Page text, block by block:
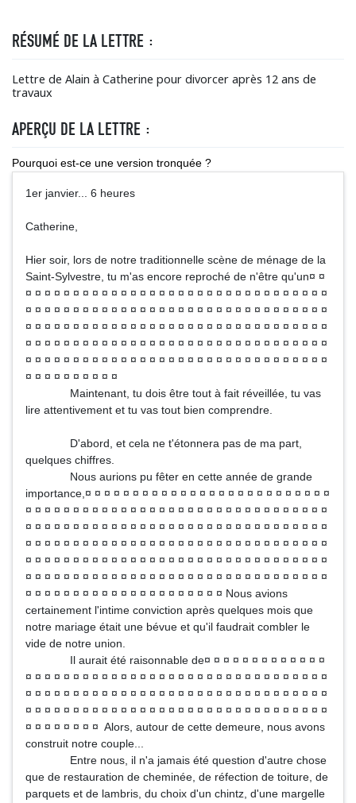
RÉSUMÉ DE LA LETTRE :
Lettre de Alain à Catherine pour divorcer après 12 ans de
travaux
APERÇU DE LA LETTRE :
Pourquoi est-ce une version tronquée ?
1er janvier... 6 heures
Catherine,
Hier soir, lors de notre traditionnelle scène de ménage de la
Saint-Sylvestre, tu m'as encore reproché de n'être qu'un¤ ¤
¤ ¤ ¤ ¤ ¤ ¤ ¤ ¤ ¤ ¤ ¤ ¤ ¤ ¤ ¤ ¤ ¤ ¤ ¤ ¤ ¤ ¤ ¤ ¤ ¤ ¤ ¤ ¤ ¤ ¤ ¤ ¤
¤ ¤ ¤ ¤ ¤ ¤ ¤ ¤ ¤ ¤ ¤ ¤ ¤ ¤ ¤ ¤ ¤ ¤ ¤ ¤ ¤ ¤ ¤ ¤ ¤ ¤ ¤ ¤ ¤ ¤ ¤ ¤
¤ ¤ ¤ ¤ ¤ ¤ ¤ ¤ ¤ ¤ ¤ ¤ ¤ ¤ ¤ ¤ ¤ ¤ ¤ ¤ ¤ ¤ ¤ ¤ ¤ ¤ ¤ ¤ ¤ ¤ ¤ ¤
¤ ¤ ¤ ¤ ¤ ¤ ¤ ¤ ¤ ¤ ¤ ¤ ¤ ¤ ¤ ¤ ¤ ¤ ¤ ¤ ¤ ¤ ¤ ¤ ¤ ¤ ¤ ¤ ¤ ¤ ¤ ¤
¤ ¤ ¤ ¤ ¤ ¤ ¤ ¤ ¤ ¤ ¤ ¤ ¤ ¤ ¤ ¤ ¤ ¤ ¤ ¤ ¤ ¤ ¤ ¤ ¤ ¤ ¤ ¤ ¤ ¤ ¤ ¤
¤ ¤ ¤ ¤ ¤ ¤ ¤ ¤ ¤ ¤
Maintenant, tu dois être tout à fait réveillée, tu vas
lire attentivement et tu vas tout bien comprendre.
D'abord, et cela ne t'étonnera pas de ma part,
quelques chiffres.
Nous aurions pu fêter en cette année de grande
importance,¤ ¤ ¤ ¤ ¤ ¤ ¤ ¤ ¤ ¤ ¤ ¤ ¤ ¤ ¤ ¤ ¤ ¤ ¤ ¤ ¤ ¤ ¤ ¤ ¤ ¤
¤ ¤ ¤ ¤ ¤ ¤ ¤ ¤ ¤ ¤ ¤ ¤ ¤ ¤ ¤ ¤ ¤ ¤ ¤ ¤ ¤ ¤ ¤ ¤ ¤ ¤ ¤ ¤ ¤ ¤ ¤ ¤
¤ ¤ ¤ ¤ ¤ ¤ ¤ ¤ ¤ ¤ ¤ ¤ ¤ ¤ ¤ ¤ ¤ ¤ ¤ ¤ ¤ ¤ ¤ ¤ ¤ ¤ ¤ ¤ ¤ ¤ ¤ ¤
¤ ¤ ¤ ¤ ¤ ¤ ¤ ¤ ¤ ¤ ¤ ¤ ¤ ¤ ¤ ¤ ¤ ¤ ¤ ¤ ¤ ¤ ¤ ¤ ¤ ¤ ¤ ¤ ¤ ¤ ¤ ¤
¤ ¤ ¤ ¤ ¤ ¤ ¤ ¤ ¤ ¤ ¤ ¤ ¤ ¤ ¤ ¤ ¤ ¤ ¤ ¤ ¤ ¤ ¤ ¤ ¤ ¤ ¤ ¤ ¤ ¤ ¤ ¤
¤ ¤ ¤ ¤ ¤ ¤ ¤ ¤ ¤ ¤ ¤ ¤ ¤ ¤ ¤ ¤ ¤ ¤ ¤ ¤ ¤ ¤ ¤ ¤ ¤ ¤ ¤ ¤ ¤ ¤ ¤ ¤
¤ ¤ ¤ ¤ ¤ ¤ ¤ ¤ ¤ ¤ ¤ ¤ ¤ ¤ ¤ ¤ ¤ ¤ ¤ ¤ ¤ Nous avions
certainement l'intime conviction après quelques mois que
notre mariage était une bévue et qu'il faudrait combler le
vide de notre union.
Il aurait été raisonnable de¤ ¤ ¤ ¤ ¤ ¤ ¤ ¤ ¤ ¤ ¤ ¤ ¤
¤ ¤ ¤ ¤ ¤ ¤ ¤ ¤ ¤ ¤ ¤ ¤ ¤ ¤ ¤ ¤ ¤ ¤ ¤ ¤ ¤ ¤ ¤ ¤ ¤ ¤ ¤ ¤ ¤ ¤ ¤ ¤
¤ ¤ ¤ ¤ ¤ ¤ ¤ ¤ ¤ ¤ ¤ ¤ ¤ ¤ ¤ ¤ ¤ ¤ ¤ ¤ ¤ ¤ ¤ ¤ ¤ ¤ ¤ ¤ ¤ ¤ ¤ ¤
¤ ¤ ¤ ¤ ¤ ¤ ¤ ¤ ¤ ¤ ¤ ¤ ¤ ¤ ¤ ¤ ¤ ¤ ¤ ¤ ¤ ¤ ¤ ¤ ¤ ¤ ¤ ¤ ¤ ¤ ¤ ¤
¤ ¤ ¤ ¤ ¤ ¤ ¤ ¤ Alors, autour de cette demeure, nous avons
construit notre couple...
Entre nous, il n'a jamais été question d'autre chose
que de restauration de cheminée, de réfection de toiture, de
parquets et de lambris, du choix d'un chintz, d'une margelle